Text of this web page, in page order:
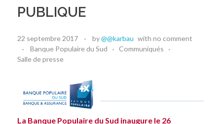
PUBLIQUE
22 septembre 2017 by@@karbau with no comment
Banque Populaire du Sud
Communiqués
Salle de presse
La Banque Populaire du Sud inaugure le 26